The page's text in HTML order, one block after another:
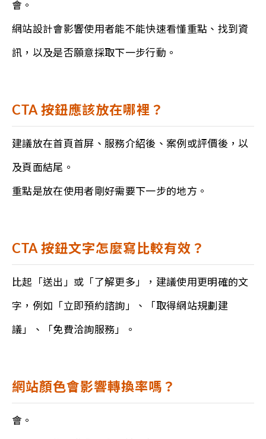
會。
網站設計會影響使用者能不能快速看懂重點、找到資
訊，以及是否願意採取下一步行動。
CTA 按鈕應該放在哪裡？
建議放在首頁首屏、服務介紹後、案例或評價後，以
及頁面結尾。
重點是放在使用者剛好需要下一步的地方。
CTA 按鈕文字怎麼寫比較有效？
比起「送出」或「了解更多」，建議使用更明確的文
字，例如「立即預約諮詢」、「取得網站規劃建
議」、「免費洽詢服務」。
網站顏色會影響轉換率嗎？
會。